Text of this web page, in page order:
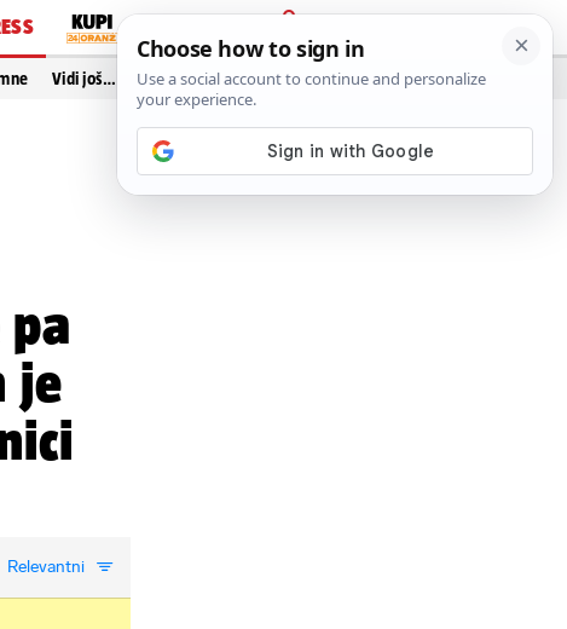
PRIJAVA
Vidi još…
pa
je
Relevantni